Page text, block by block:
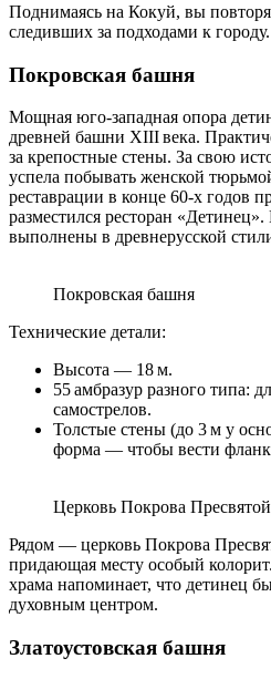
Поднимаясь на Кокуй, вы
следивших за подходами к городу.
Покровская башня
Мощная юго‑западная опора
древней башни XIII века.
за крепостные стены. За свою
успела побывать женской
реставрации в конце 60-х годов
разместился ресторан
выполнены в древнерусской
Покровская башня
Технические детали:
Высота — 18 м.
55 амбразур разного типа:
самострелов.
Толстые стены (до 3 м у
форма — чтобы вести
Церковь Покрова
Рядом — церковь Покрова
придающая месту особый
храма напоминает, что детинец
духовным центром.
Златоустовская башня